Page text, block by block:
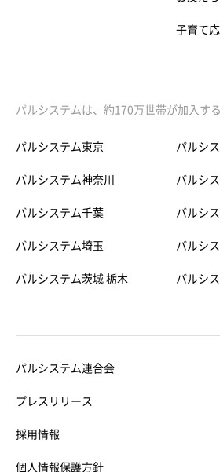
子育て
パルシステムは、約170万世帯が加入す
パルシステム東京
パルシステム神奈川
パルシステム千葉
パルシステム埼玉
パルシステム茨城 栃木
パルシ
パルシ
パルシ
パルシ
パルシ
パルシステム連合会
プレスリリース
採用情報
個人情報保護方針